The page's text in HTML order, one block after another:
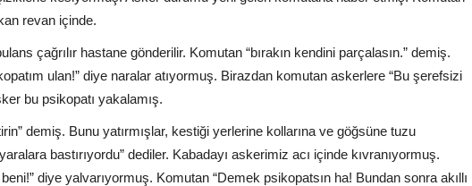
revan içinde.
çağrılır hastane gönderilir. Komutan “bırakın kendini parçalasın.” demiş.
ulan!” diye naralar atıyormuş. Birazdan komutan askerlere “Bu şerefsizi
bu psikopatı yakalamış.
demiş. Bunu yatırmışlar, kestiği yerlerine kollarına ve göğsüne tuzu
bastırıyordu” dediler. Kabadayı askerimiz acı içinde kıvranıyormuş.
diye yalvarıyormuş. Komutan “Demek psikopatsın ha! Bundan sonra akıllı